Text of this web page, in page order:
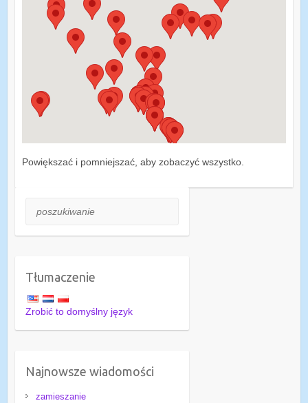
Powiększać i pomniejszać, aby zobaczyć wszystko.
poszukiwanie
Tłumaczenie
Zrobić to domyślny język
Najnowsze wiadomości
zamieszanie